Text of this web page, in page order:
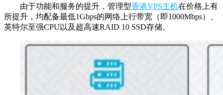
由于功能和服务的提升，管理型香港VPS主机在价格上有
所提升，均配备最低1Gbps的网络上行带宽（即1000Mbps）、
英特尔至强CPU以及超高速RAID 10 SSD存储。